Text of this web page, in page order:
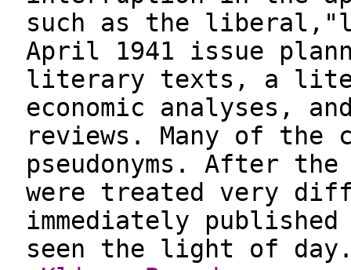
such as the
April 1941 issue
literary texts, a
economic analyses,
reviews. Many of the
pseudonyms. After
were treated very
immediately
seen the light of